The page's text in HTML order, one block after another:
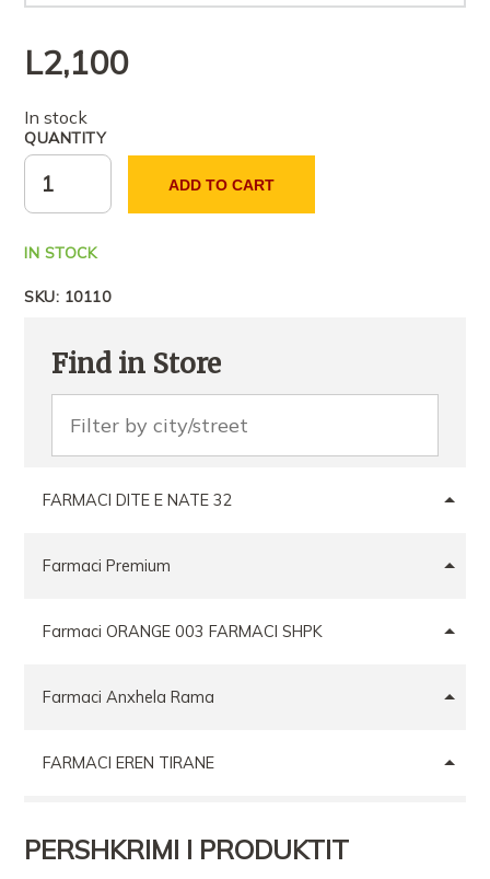
L2,100
In stock
QUANTITY
ADD TO CART
IN STOCK
SKU: 10110
Find in Store
FARMACI DITE E NATE 32
Farmaci Premium
Farmaci ORANGE 003 FARMACI SHPK
Farmaci Anxhela Rama
FARMACI EREN TIRANE
PERSHKRIMI I PRODUKTIT